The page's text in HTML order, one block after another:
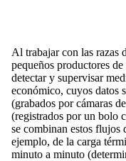
Al trabajar con las razas
pequeños productores
detectar y supervisar
económico, cuyos datos
(grabados por cámaras
(registrados por un bolo
se combinan estos flujos
ejemplo, de la carga
minuto a minuto